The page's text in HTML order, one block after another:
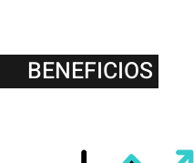
BENEFICIOS